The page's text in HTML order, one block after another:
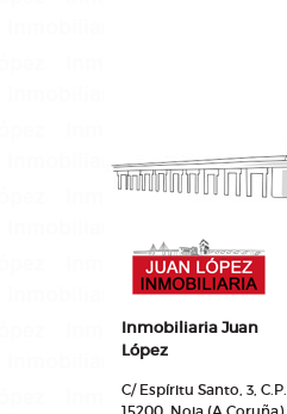
Inmobiliaria Juan
López
C/ Espíritu Santo, 3, C.P.